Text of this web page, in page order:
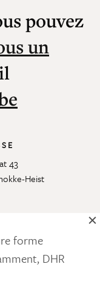
forme
DHR
pouvez
un
43
Heist